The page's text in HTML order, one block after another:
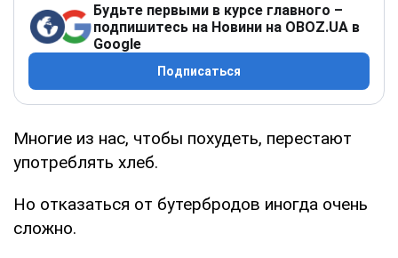
Будьте первыми в курсе главного –
подпишитесь на Новини на OBOZ.UA в
Google
Подписаться
Многие из нас, чтобы похудеть, перестают
употреблять хлеб.
Но отказаться от бутербродов иногда очень
сложно.